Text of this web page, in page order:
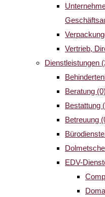
Vertrieb,
Dienstleistungen
Beratung (0)
Bestattung
Betreuung
EDV-